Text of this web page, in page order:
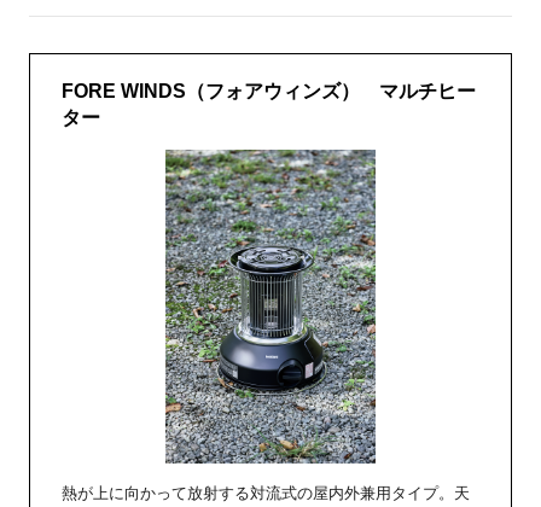
FORE WINDS（フォアウィンズ） マルチヒー
ター
熱が上に向かって放射する対流式の屋内外兼用タイプ。天